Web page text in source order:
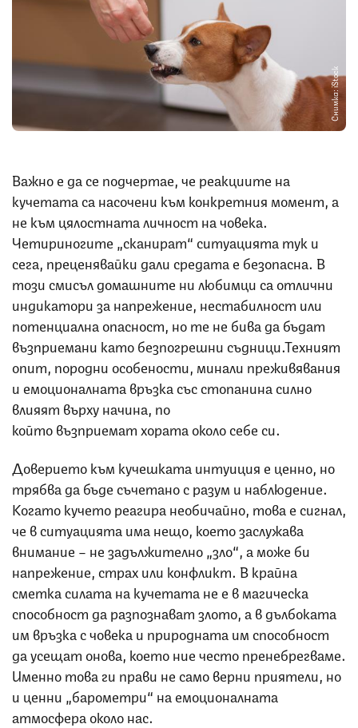
Снимка: iStock
Важно е да се подчертае, че реакциите на
кучетата са насочени към конкретния момент, а
не към цялостната личност на човека.
Четириногите „сканират“ ситуацията тук и
сега, преценявайки дали средата е безопасна. В
този смисъл домашните ни любимци са отлични
индикатори за напрежение, нестабилност или
потенциална опасност, но те не бива да бъдат
възприемани като безпогрешни съдници.Техният
опит, породни особености, минали преживявания
и емоционалната връзка със стопанина силно
влияят върху начина, по
който възприемат хората около себе си.
Доверието към кучешката интуиция е ценно, но
трябва да бъде съчетано с разум и наблюдение.
Когато кучето реагира необичайно, това е сигнал,
че в ситуацията има нещо, което заслужава
внимание – не задължително „зло“, а може би
напрежение, страх или конфликт. В крайна
сметка силата на кучетата не е в магическа
способност да разпознават злото, а в дълбоката
им връзка с човека и природната им способност
да усещат онова, което ние често пренебрегваме.
Именно това ги прави не само верни приятели, но
и ценни „барометри“ на емоционалната
атмосфера около нас.